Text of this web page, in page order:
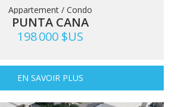
Appartement / Condo
PUNTA CANA
198 000 $US
EN SAVOIR PLUS